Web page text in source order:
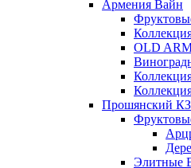
Армения Вайн
OLD
Прошянский КЗ
Элитные